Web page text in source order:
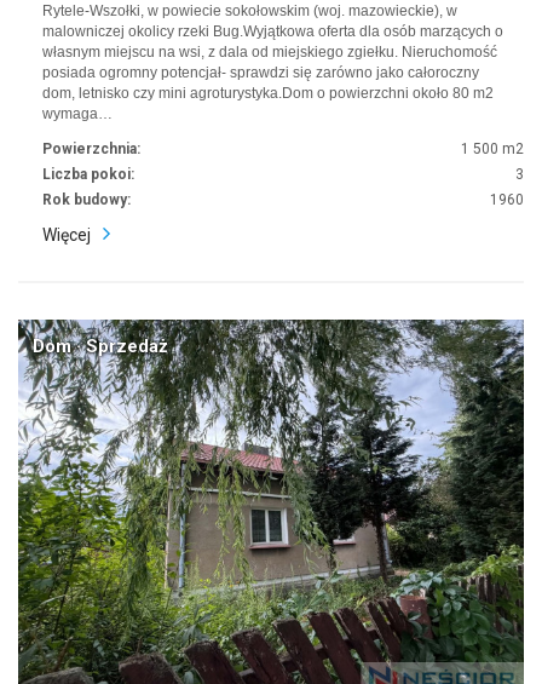
Rytele-Wszołki, w powiecie sokołowskim (woj. mazowieckie), w
malowniczej okolicy rzeki Bug.Wyjątkowa oferta dla osób marzących o
własnym miejscu na wsi, z dala od miejskiego zgiełku. Nieruchomość
posiada ogromny potencjał- sprawdzi się zarówno jako całoroczny
dom, letnisko czy mini agroturystyka.Dom o powierzchni około 80 m2
wymaga…
Powierzchnia:
1 500 m2
Liczba pokoi:
3
Rok budowy:
1960
Więcej
Dom · Sprzedaż